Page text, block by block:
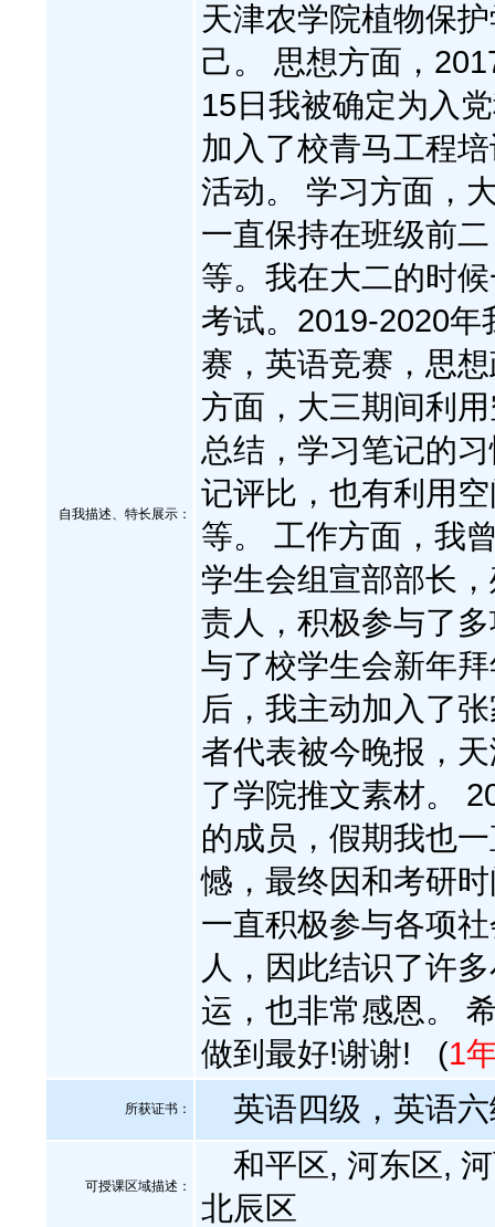
自我描述、特长展示 ：
天津农学院植物保
己。 思想方面，
15日我被确定为入
加入了校青马工程
活动。 学习方面，
一直保持在班级前
等。我在大二的时
考试。2019-2020
赛，英语竞赛，思
方面，大三期间利
总结，学习笔记的
记评比，也有利用
等。 工作方面，我
学生会组宣部部长
责人，积极参与了
与了校学生会新年
后，我主动加入了
者代表被今晚报，
了学院推文素材。
的成员，假期我也
憾，最终因和考研
一直积极参与各项
人，因此结识了许
运，也非常感恩。
做到最好!谢谢!
(1
所获证书 ： 英语四级，英语六
可授课区域描述：
和平区, 河东区,
北辰区